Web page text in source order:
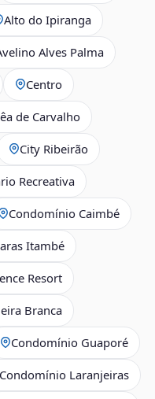
Alto do Ipiranga
Alves Palma
Centro
de Carvalho
City Ribeirão
Recreativa
Condomínio Caimbé
Itambé
Resort
Branca
Condomínio Guaporé
Condomínio Laranjeiras